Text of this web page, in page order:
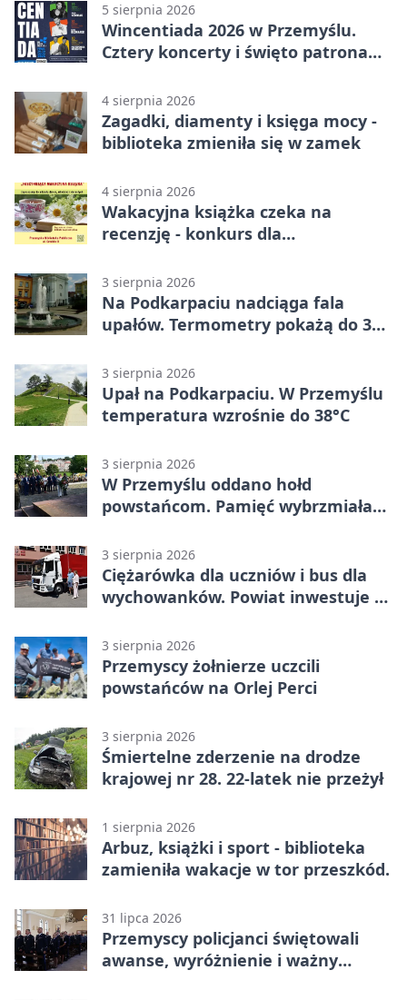
5 sierpnia 2026
Wincentiada 2026 w Przemyślu.
Cztery koncerty i święto patrona
4 sierpnia 2026
Zagadki, diamenty i księga mocy -
biblioteka zmieniła się w zamek
4 sierpnia 2026
Wakacyjna książka czeka na
recenzję - konkurs dla
3 sierpnia 2026
Na Podkarpaciu nadciąga fala
upałów. Termometry pokażą do 36
3 sierpnia 2026
Upał na Podkarpaciu. W Przemyślu
temperatura wzrośnie do 38°C
3 sierpnia 2026
W Przemyślu oddano hołd
powstańcom. Pamięć wybrzmiała
3 sierpnia 2026
Ciężarówka dla uczniów i bus dla
wychowanków. Powiat inwestuje w
3 sierpnia 2026
Przemyscy żołnierze uczcili
powstańców na Orlej Perci
3 sierpnia 2026
Śmiertelne zderzenie na drodze
krajowej nr 28. 22-latek nie przeżył
1 sierpnia 2026
Arbuz, książki i sport - biblioteka
zamieniła wakacje w tor przeszkód.
31 lipca 2026
Przemyscy policjanci świętowali
awanse, wyróżnienie i ważny